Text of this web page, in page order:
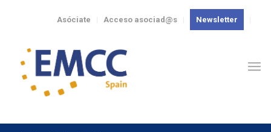
Newsletter
Acceso asociad@s
Asóciate